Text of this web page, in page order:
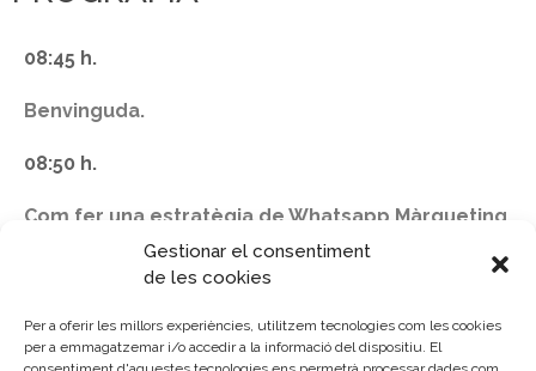
Gestionar el consentiment
de les cookies
Per a oferir les millors experiències, utilitzem tecnologies com les cookies
per a emmagatzemar i/o accedir a la informació del dispositiu. El
08:45 h.
Benvinguda.
08:50 h.
Com fer una estratègia de Whatsapp Màrqueting
per als nostres clients
D. Javier Peinado / Connext
09:40 h.